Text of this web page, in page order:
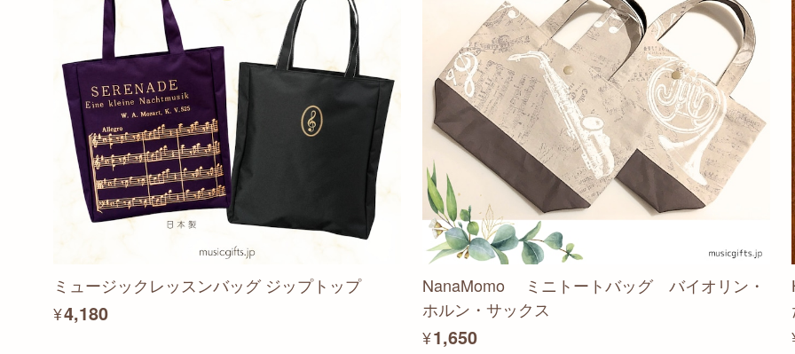
ミュージックレッスンバッグ ジップトップ
¥4,180
NanaMomo ミニトートバッグ バイオリン・
ホルン・サックス
¥1,650